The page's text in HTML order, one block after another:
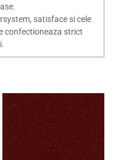
satisface si cele
confectioneaza strict